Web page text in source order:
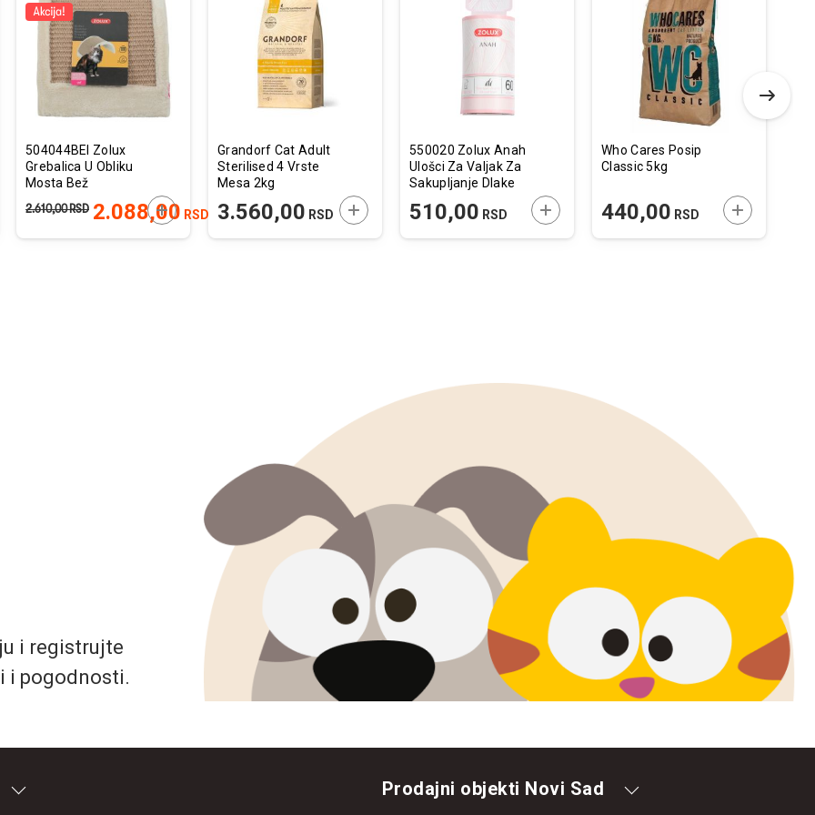
U KORPU
504044BEI Zolux
Grebalica U Obliku
Mosta Bež
2.088,00 RSD
2.610,00RSD DODAJTE U KORPU
u
listu
želja
Grandorf Cat Adult
Sterilised 4 Vrste
Mesa 2kg
3.560,00 RSD DODAJTE U KORPU
550020 Zolux Anah
Ulošci Za Valjak Za
Sakupljanje Dlake
510,00 RSD DODAJTE U KORPU
Who Cares Posip
Classic 5kg
440,00 RSD DODAJTE U
i registrujte
i pogodnosti.
Prodajni objekti Novi Sad